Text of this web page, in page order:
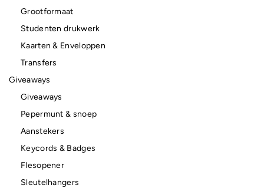
Grootformaat
Studenten drukwerk
Kaarten & Enveloppen
Transfers
Giveaways
Giveaways
Pepermunt & snoep
Aanstekers
Keycords & Badges
Flesopener
Sleutelhangers